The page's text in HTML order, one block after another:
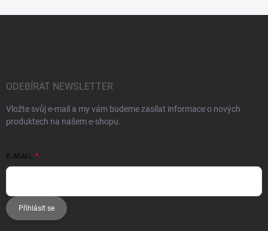
s
ODEBÍRAT NEWSLETTER
Vložte svůj e-mail a my vám budeme zasílat informace o nových
produktech na našem e-shopu.
E-MAIL
Přihlásit se